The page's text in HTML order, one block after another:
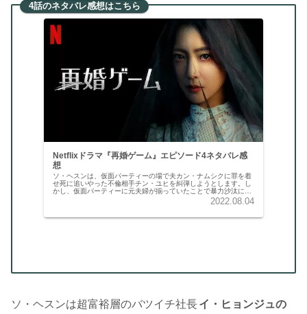
4話のネタバレ感想はこちら
Netflixドラマ『再婚ゲーム』エピソード4ネタバレ感
想
ソ・ヘスンは、仮面パーティーの場で夫カン・ナムシクに罪を着
せ死に追いやった不倫相手チン・ユヒを糾弾しようとします。し
かし、仮面パーティーに元夫婦が揃っていたことで暴力沙汰にな
り、参加者たちは散り散りになってしまうのでした。2022.08.04
ソ・ヘスンは超富裕層のバツイチ社長イ・ヒョンジュの